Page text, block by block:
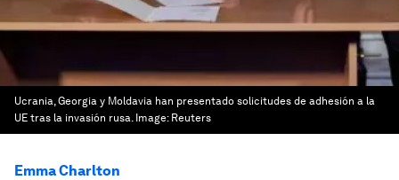
Ucrania, Georgia y Moldavia han presentado solicitudes de adhesión a la
UE tras la invasión rusa. Image: Reuters
Emma Charlton